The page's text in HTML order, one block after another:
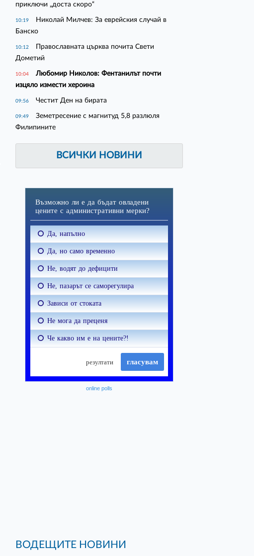
приключи „доста скоро“
10:19
Николай Милчев: За еврейския случай в
Банско
10:12
Православната църква почита Свети
Дометий
10:04
Любомир Николов: Фентанилът почти
изцяло измести хероина
09:56 Честит Ден на бирата
09:49
Земетресение с магнитуд 5,8 разлюля
Филипините
ВСИЧКИ НОВИНИ
online polls
ВОДЕЩИТЕ НОВИНИ